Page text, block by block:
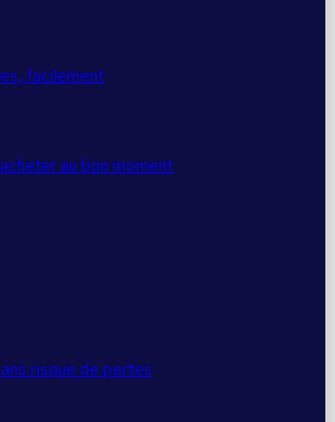
facilement
au bon moment
risque de pertes